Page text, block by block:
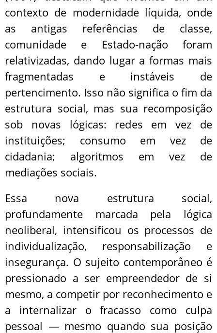
contexto de modernidade líquida, onde
as antigas referências de classe,
comunidade e Estado-nação foram
relativizadas, dando lugar a formas mais
fragmentadas e instáveis de
pertencimento. Isso não significa o fim da
estrutura social, mas sua recomposição
sob novas lógicas: redes em vez de
instituições; consumo em vez de
cidadania; algoritmos em vez de
mediações sociais.
Essa nova estrutura social,
profundamente marcada pela lógica
neoliberal, intensificou os processos de
individualização, responsabilização e
insegurança. O sujeito contemporâneo é
pressionado a ser empreendedor de si
mesmo, a competir por reconhecimento e
a internalizar o fracasso como culpa
pessoal — mesmo quando sua posição